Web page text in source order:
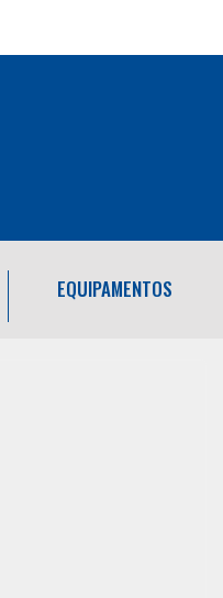
EQUIPAMENTOS